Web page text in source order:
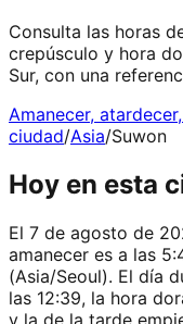
Consulta las horas
crepúsculo y hora
Sur, con una
Amanecer,
ciudad/Asia/Suwon
Hoy en esta
El 7 de agosto de
amanecer es a las
(Asia/Seoul). El día
las 12:39, la hora
y la de la tarde